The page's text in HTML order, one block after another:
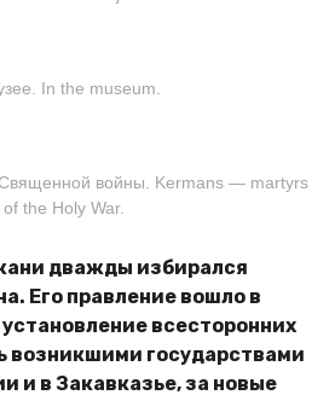
In the museum.
войны. Kermans — martyrs
of the Holy War.
дважды избирался
Его правление вошло в
всесторонних
возникшими государствами
и в Закавказье, за новые